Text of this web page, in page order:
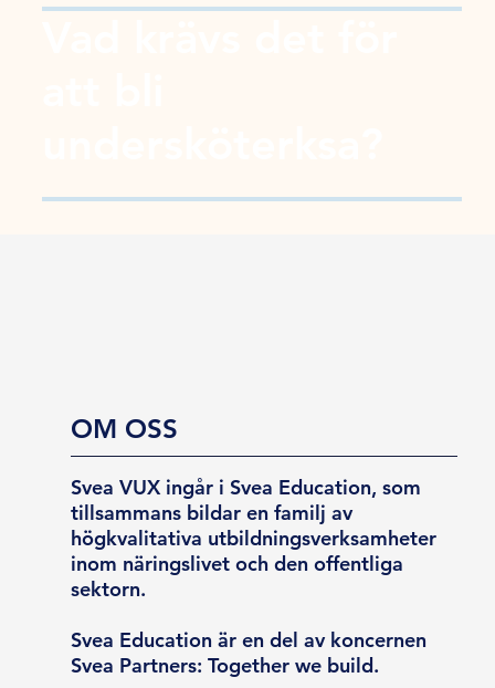
OM OSS
Svea VUX ingår i Svea Education, som
tillsammans bildar en familj av
högkvalitativa utbildningsverksamheter
inom näringslivet och den offentliga
sektorn.
Svea Education är en del av koncernen
Svea Partners: Together we build.